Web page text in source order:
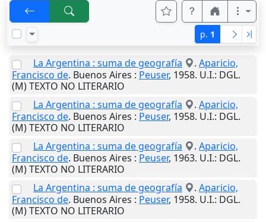
p. 1
La Argentina : suma de geografía . Aparicio,
Francisco de. Buenos Aires : Peuser, 1958. U.I.: DGL.
(M) TEXTO NO LITERARIO
La Argentina : suma de geografía
. Aparicio,
Francisco de. Buenos Aires : Peuser, 1958. U.I.: DGL.
(M) TEXTO NO LITERARIO
La Argentina : suma de geografía
. Aparicio,
Francisco de. Buenos Aires : Peuser, 1963. U.I.: DGL.
(M) TEXTO NO LITERARIO
La Argentina : suma de geografía
. Aparicio,
Francisco de. Buenos Aires : Peuser, 1958. U.I.: DGL.
(M) TEXTO NO LITERARIO